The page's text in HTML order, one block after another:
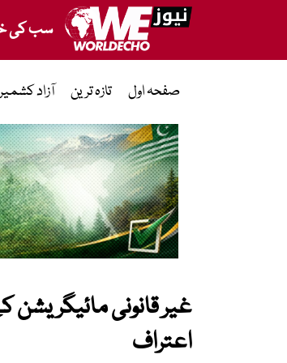
سب کی
صفحہ اول تازہ ترین آزاد کشمیر
غیر قانونی مائیگریشن
اعتراف